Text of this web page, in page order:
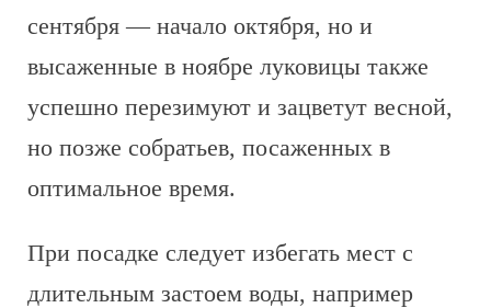
сентября — начало октября, но и
высаженные в ноябре луковицы также
успешно перезимуют и зацветут весной,
но позже собратьев, посаженных в
оптимальное время.
При посадке следует избегать мест с
длительным застоем воды, например